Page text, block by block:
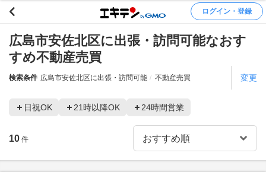
ログイン・登録
広島市安佐北区に出張・訪問可能なおす
すめ不動産売買
検索条件 広島市安佐北区に出張・訪問可能 不動産売買 変更
日祝OK 21時以降OK 24時間営業
10 件